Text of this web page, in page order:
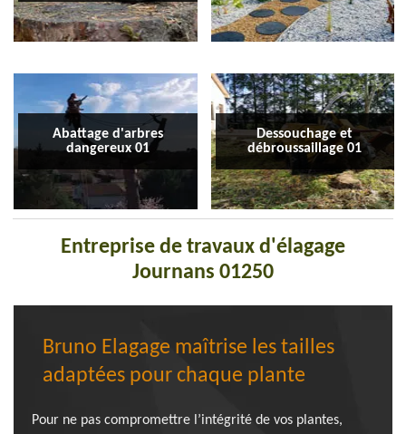
Abattage d'arbres
dangereux 01
Dessouchage et
débroussaillage 01
Entreprise de travaux d'élagage
Journans 01250
Bruno Elagage maîtrise les tailles
adaptées pour chaque plante
Pour ne pas compromettre l’intégrité de vos plantes,